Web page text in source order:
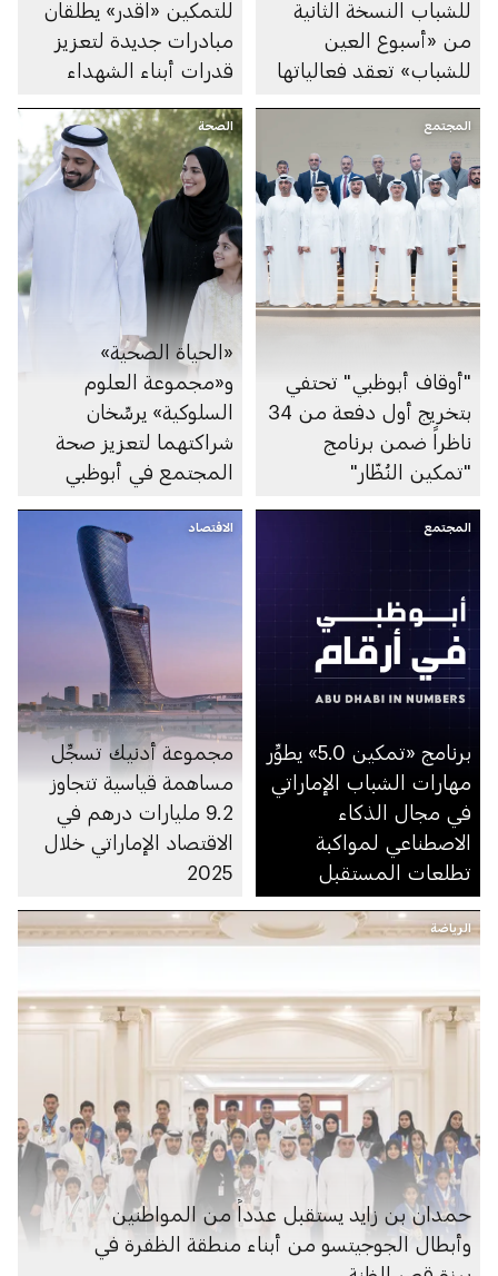
للشباب النسخة الثانية
من «أسبوع العين
للشباب» تعقد فعالياتها
للتمكين «اقدر» يطلقان
مبادرات جديدة لتعزيز
قدرات أبناء الشهداء
المجتمع
"أوقاف أبوظبي" تحتفي
بتخريج أول دفعة من 34
ناظراً ضمن برنامج
"تمكين النُظّار"
الصحة
«الحياة الصحية»
و«مجموعة العلوم
السلوكية» يرسِّخان
شراكتهما لتعزيز صحة
المجتمع في أبوظبي
المجتمع
برنامج «تمكين 5.0» يطوِّر
مهارات الشباب الإماراتي
في مجال الذكاء
الاصطناعي لمواكبة
تطلعات المستقبل
الاقتصاد
مجموعة أدنيك تسجِّل
مساهمة قياسية تتجاوز
9.2 مليارات درهم في
الاقتصاد الإماراتي خلال
2025
الرياضة
حمدان بن زايد يستقبل عدداً من المواطنين
وأبطال الجوجيتسو من أبناء منطقة الظفرة في